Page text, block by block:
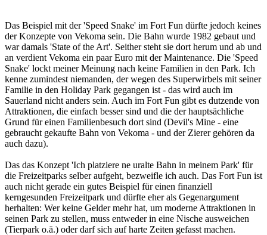
Das Beispiel mit der 'Speed Snake' im Fort Fun dürfte jedoch keines
der Konzepte von Vekoma sein. Die Bahn wurde 1982 gebaut und
war damals 'State of the Art'. Seither steht sie dort herum und ab und
an verdient Vekoma ein paar Euro mit der Maintenance. Die 'Speed
Snake' lockt meiner Meinung nach keine Familien in den Park. Ich
kenne zumindest niemanden, der wegen des Superwirbels mit seiner
Familie in den Holiday Park gegangen ist - das wird auch im
Sauerland nicht anders sein. Auch im Fort Fun gibt es dutzende von
Attraktionen, die einfach besser sind und die der hauptsächliche
Grund für einen Familienbesuch dort sind (Devil's Mine - eine
gebraucht gekaufte Bahn von Vekoma - und der Zierer gehören da
auch dazu).
Das das Konzept 'Ich platziere ne uralte Bahn in meinem Park' für
die Freizeitparks selber aufgeht, bezweifle ich auch. Das Fort Fun ist
auch nicht gerade ein gutes Beispiel für einen finanziell
kerngesunden Freizeitpark und dürfte eher als Gegenargument
herhalten: Wer keine Gelder mehr hat, um moderne Attraktionen in
seinen Park zu stellen, muss entweder in eine Nische ausweichen
(Tierpark o.ä.) oder darf sich auf harte Zeiten gefasst machen.